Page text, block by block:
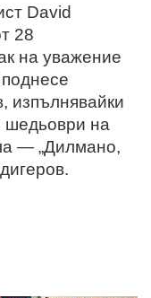
David
28
на уважение
изпълнявайки
шедьоври на
— „Дилмано,